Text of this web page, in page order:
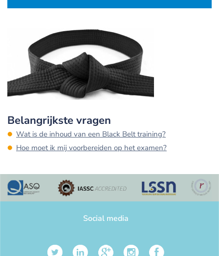
Belangrijkste vragen
Wat is de inhoud van een Black Belt training?
Hoe moet ik mij voorbereiden op het examen?
Social media